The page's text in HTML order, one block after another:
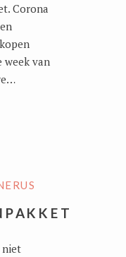
Corona
week van
niet